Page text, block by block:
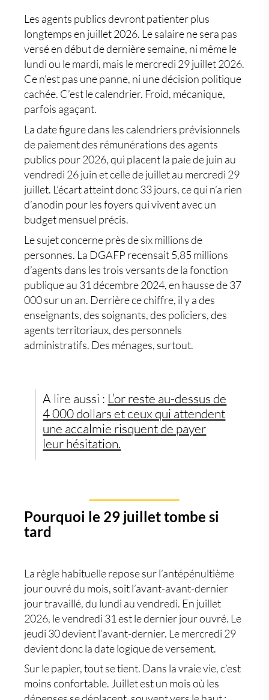
Les agents publics devront patienter plus
longtemps en juillet 2026. Le salaire ne sera pas
versé en début de dernière semaine, ni même le
lundi ou le mardi, mais lemercredi 29 juillet 2026.
Ce n’est pas une panne, ni une décision politique
cachée. C’est le calendrier. Froid, mécanique,
parfois agaçant.
La date figure dans les calendriers prévisionnels
de paiement des rémunérations des agents
publics pour 2026, qui placent la paie de juin au
vendredi 26 juin et celle de juillet au mercredi 29
juillet. L’écart atteint donc 33 jours, ce qui n’a rien
d’anodin pour les foyers qui vivent avec un
budget mensuel précis.
Le sujet concerne près de six millions de
personnes. La DGAFP recensait 5,85 millions
d’agents dans les trois versants de la fonction
publique au 31 décembre 2024, en hausse de 37
000 sur un an. Derrière ce chiffre, il y a des
enseignants, des soignants, des policiers, des
agents territoriaux, des personnels
administratifs. Des ménages, surtout.
A lire aussi : L’or reste au-dessus de
4 000 dollars et ceux qui attendent
une accalmie risquent de payer
leur hésitation.
Pourquoi le 29 juillet tombe si
tard
La règle habituelle repose sur l’antépénultième
jour ouvré du mois, soit l’avant-avant-dernier
jour travaillé, du lundi au vendredi. En juillet
2026, le vendredi 31 est le dernier jour ouvré. Le
jeudi 30 devient l’avant-dernier. Le mercredi 29
devient donc la date logique de versement.
Sur le papier, tout se tient. Dans la vraie vie, c’est
moins confortable. Juillet est un mois où les